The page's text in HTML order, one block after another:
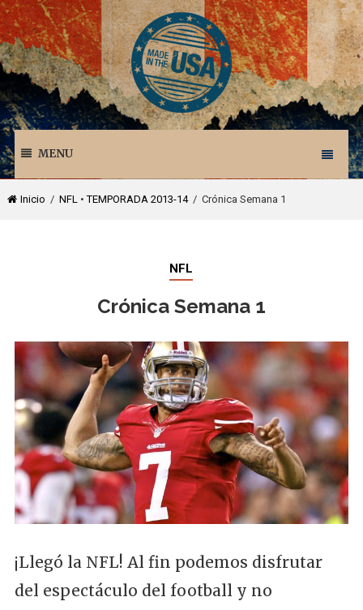
MENU
Inicio / NFL•TEMPORADA 2013-14/ Crónica Semana 1
NFL
Crónica Semana 1
¡Llegó la NFL! Al fin podemos disfrutar
del espectáculo del football y no